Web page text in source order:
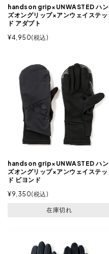
handson grip×UNWASTED ハン
ズオングリップ×アンウェイステッ
ド アダプト
¥4,950 税込
handson grip×UNWASTED ハン
ズオングリップ×アンウェイステッ
ド ビヨンド
¥9,350 税込
在庫切れ